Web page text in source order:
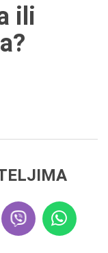
ili